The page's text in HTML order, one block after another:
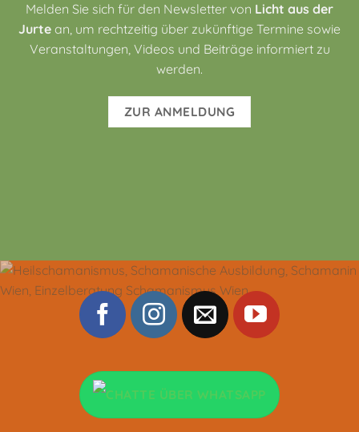
Melden Sie sich für den Newsletter von Licht aus der
Jurte an, um rechtzeitig über zukünftige Termine sowie
Veranstaltungen, Videos und Beiträge informiert zu
werden.
ZUR ANMELDUNG